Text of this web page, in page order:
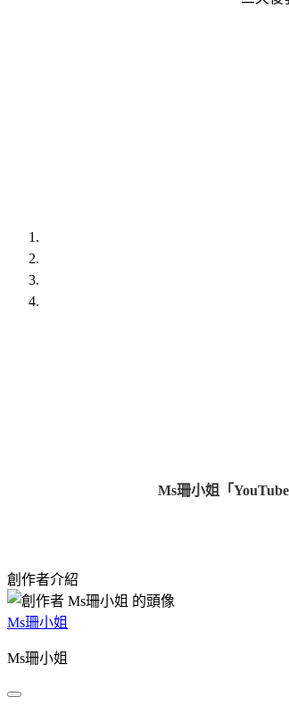
Ms珊小姐「YouTube
創作者介紹
Ms珊小姐
Ms珊小姐